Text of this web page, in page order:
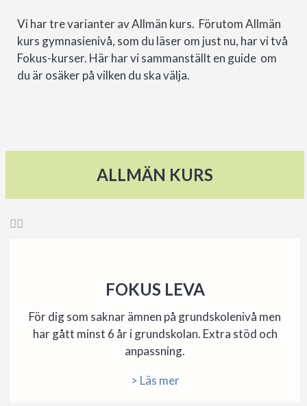
Vi har tre varianter av Allmän kurs. Förutom Allmän
kurs gymnasienivå, som du läser om just nu, har vi två
Fokus-kurser. Här har vi sammanställt en guide om
du är osäker på vilken du ska välja.
ALLMÄN KURS

FOKUS LEVA
För dig som saknar ämnen på grundskolenivå men
har gått minst 6 år i grundskolan. Extra stöd och
anpassning.
> Läs mer